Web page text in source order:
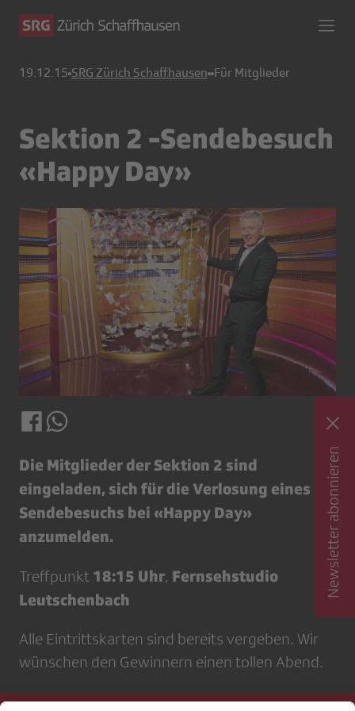
19.12.15 SRG Zürich Schaffhausen Für Mitglieder
Sektion 2 -Sendebesuch
«Happy Day»
Die Mitglieder der Sektion 2 sind
eingeladen, sich für die Verlosung eines
Sendebesuchs bei «Happy Day»
anzumelden.
Treffpunkt 18:15 Uhr, Fernsehstudio
Leutschenbach
Alle Eintrittskarten sind bereits vergeben. Wir
wünschen den Gewinnern einen tollen Abend.
Newsletter abonnieren